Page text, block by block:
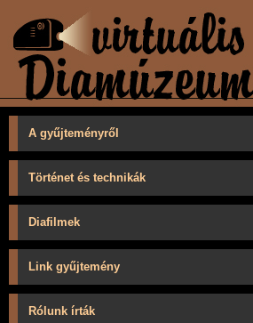
A gyűjteményről
Történet és technikák
Diafilmek
Link gyűjtemény
Rólunk írták